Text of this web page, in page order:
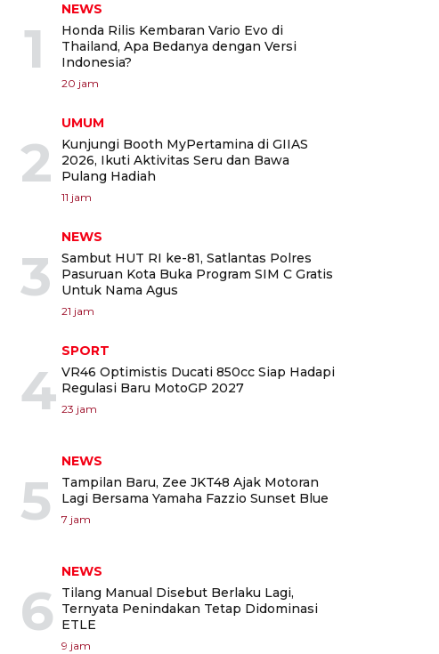
1
NEWS
Honda Rilis Kembaran Vario Evo di
Thailand, Apa Bedanya dengan Versi
Indonesia?
20 jam
2
UMUM
Kunjungi Booth MyPertamina di GIIAS
2026, Ikuti Aktivitas Seru dan Bawa
Pulang Hadiah
11 jam
3
NEWS
Sambut HUT RI ke-81, Satlantas Polres
Pasuruan Kota Buka Program SIM C Gratis
Untuk Nama Agus
21 jam
4
SPORT
VR46 Optimistis Ducati 850cc Siap Hadapi
Regulasi Baru MotoGP 2027
23 jam
5
NEWS
Tampilan Baru, Zee JKT48 Ajak Motoran
Lagi Bersama Yamaha Fazzio Sunset Blue
7 jam
6
NEWS
Tilang Manual Disebut Berlaku Lagi,
Ternyata Penindakan Tetap Didominasi
ETLE
9 jam